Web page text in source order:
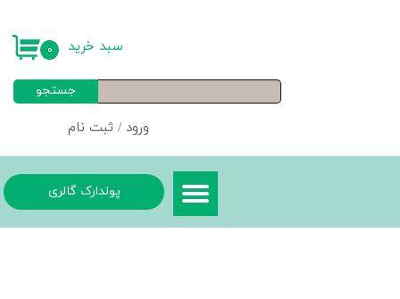
ورود / ثبت نام
خروج از حساب کاربری
جستجو
۰ سبد خرید
پولدارک گالری